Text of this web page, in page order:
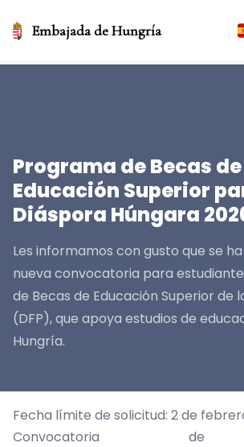
Embajada de Hungría
Programa de Becas de
Educación Superior
Diáspora Húngara
Les informamos con gusto que se
nueva convocatoria para
de Becas de Educación Superior de
(DFP), que apoya estudios de
Hungría.
Fecha límite de solicitud: 2 de
Convocatoria de